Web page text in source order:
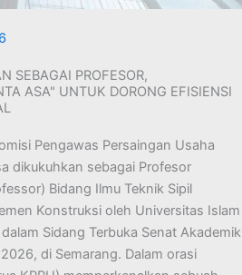
SEBAGAI PROFESOR,
ASA" UNTUK DORONG EFISIENSI
Pengawas Persaingan Usaha
dikukuhkan sebagai Profesor
Bidang Ilmu Teknik Sipil
Konstruksi oleh Universitas Islam
Sidang Terbuka Senat Akademik
di Semarang. Dalam orasi